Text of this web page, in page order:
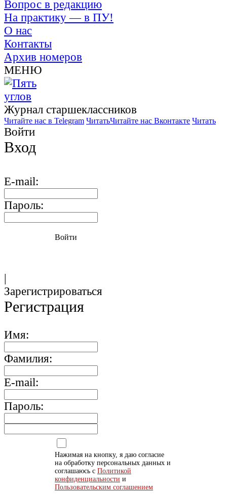
Вопрос в редакцию
На практику — в ПУ!
О нас
Контакты
Архив номеров
МЕНЮ
Журнал старшекласcников
Читайте нас в Telegram ЧитатьЧитайте нас Вконтакте Читать
Войти
Вход
E-mail:
Пароль:
Войти
|
Зарегистрироваться
Регистрация
Имя:
Фамилия:
E-mail:
Пароль:
Нажимая на кнопку, я даю согласие
на обработку персональных данных и
соглашаюсь с Политикой
конфиденциальности и
Пользовательским соглашением